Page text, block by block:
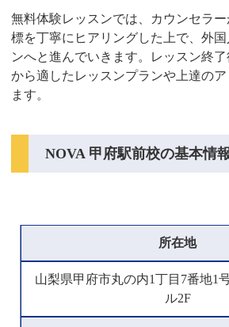
無料体験レッスンでは、カウンセラ
標を丁寧にヒアリングした上で、外
ンへと進んでいきます。レッスン終
から適したレッスンプランや上達の
ます。
NOVA 甲府駅前校の基本情
所在地
山梨県甲府市丸の内1丁目7番地
ル2F